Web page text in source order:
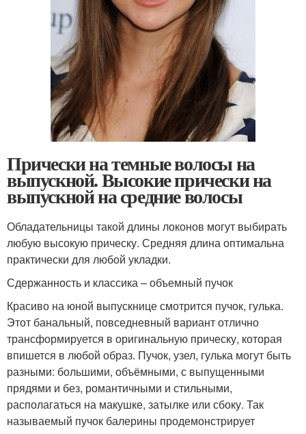
Прически на темные волосы на
выпускной. Высокие прически на
выпускной на средние волосы
Обладательницы такой длины локонов могут выбирать
любую высокую прическу. Средняя длина оптимальна
практически для любой укладки.
Сдержанность и классика – объемный пучок
Красиво на юной выпускнице смотрится пучок, гулька.
Этот банальный, повседневный вариант отлично
трансформируется в оригинальную прическу, которая
впишется в любой образ. Пучок, узел, гулька могут быть
разными: большими, объёмными, с выпущенными
прядями и без, романтичными и стильными,
располагаться на макушке, затылке или сбоку. Так
называемый пучок балерины продемонстрирует